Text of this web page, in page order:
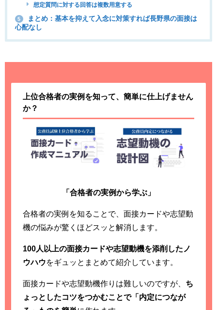
想定質問に対する回答は複数用意する
5
まとめ：基本を抑えて入念に対策すれば長野県の面接は
心配なし
上位合格者の実例を知って、簡単に仕上げません
か？
「合格者の実例から学ぶ」
合格者の実例を知ることで、面接カードや志望動
機の悩みが驚くほどスッと解消します。
100人以上の面接カードや志望動機を添削したノ
ウハウをギュッとまとめて紹介しています。
面接カードや志望動機作りは難しいのですが、 ち
ょっとしたコツをつかむことで「内定につなが